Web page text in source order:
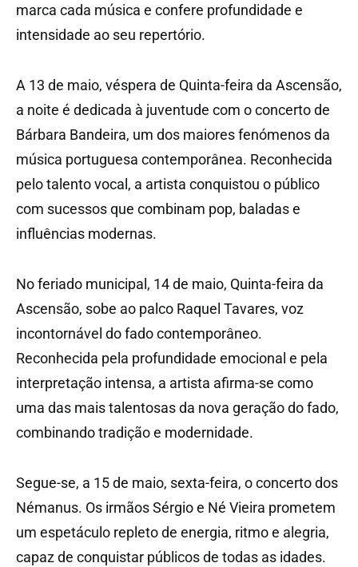
marca cada música e confere profundidade e
intensidade ao seu repertório.
A 13 de maio, véspera de Quinta-feira da Ascensão,
a noite é dedicada à juventude com o concerto de
Bárbara Bandeira, um dos maiores fenómenos da
música portuguesa contemporânea. Reconhecida
pelo talento vocal, a artista conquistou o público
com sucessos que combinam pop, baladas e
influências modernas.
No feriado municipal, 14 de maio, Quinta-feira da
Ascensão, sobe ao palco Raquel Tavares, voz
incontornável do fado contemporâneo.
Reconhecida pela profundidade emocional e pela
interpretação intensa, a artista afirma-se como
uma das mais talentosas da nova geração do fado,
combinando tradição e modernidade.
Segue-se, a 15 de maio, sexta-feira, o concerto dos
Némanus. Os irmãos Sérgio e Né Vieira prometem
um espetáculo repleto de energia, ritmo e alegria,
capaz de conquistar públicos de todas as idades.